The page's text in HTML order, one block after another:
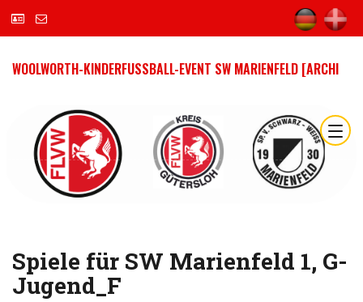
WOOLWORTH-KINDERFUSSBALL-EVENT SW MARIENFELD [ARCHI
Spiele für SW Marienfeld 1, G-
Jugend_F